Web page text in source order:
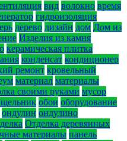
вид волокно время
гидроизоляция
дерево дизайн дом Дом из
Изделия из камня
керамическая плитка
конденсат кондиционер
ремонт кровельный
материал материалы
своими руками мусор
обои оборудование
ондулин ондулино
Отделка деревянных
материалы панель